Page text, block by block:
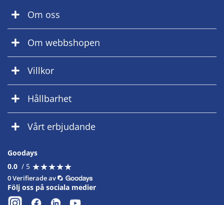
Om oss
Om webbshopen
Villkor
Hållbarhet
Vårt erbjudande
Goodays
0.0 / 5 ★★★★★
★★★★★
0 Verifierade av
Följ oss på sociala medier